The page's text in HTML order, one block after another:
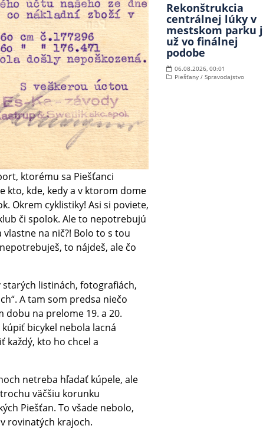
ktorému sa Piešťanci
kto, kde, kedy a v ktorom dome
Okrem cyklistiky! Asi si poviete,
či spolok. Ale to nepotrebujú
na nič?! Bolo to s tou
to nájdeš, ale čo
listinách, fotografiách,
A tam som predsa niečo
dobu na prelome 19. a 20.
bicykel nebola lacná
každý, kto ho chcel a
netreba hľadať kúpele, ale
väčšiu korunku
Piešťan. To všade nebolo,
rovinatých krajoch.
Rekonštrukcia
centrálnej lúky v
mestskom parku
už vo finálnej
podobe
06.08.2026, 00:01
Piešťany / Spravodajstvo